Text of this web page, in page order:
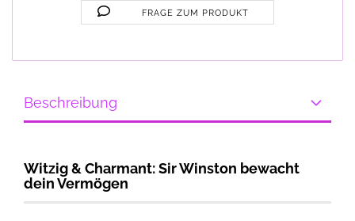
FRAGE ZUM PRODUKT
Beschreibung
Witzig & Charmant: Sir Winston bewacht
dein Vermögen